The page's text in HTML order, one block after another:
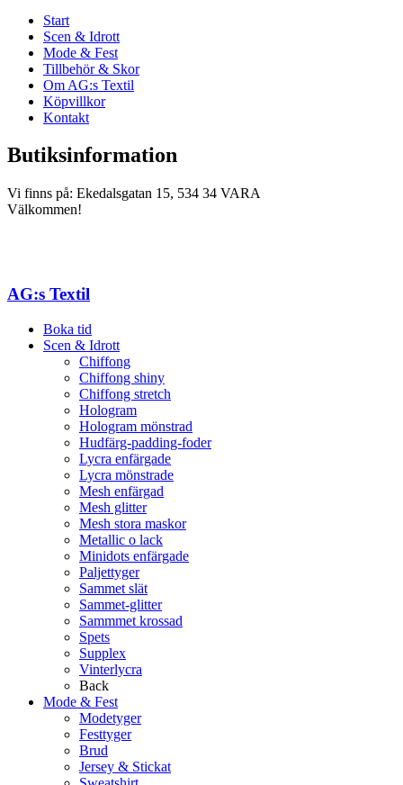
Start
Scen & Idrott
Mode & Fest
Tillbehör & Skor
Om AG:s Textil
Köpvillkor
Kontakt
Butiksinformation
Vi finns på: Ekedalsgatan 15, 534 34 VARA
Välkommen!
AG:s Textil
Boka tid
Scen & Idrott
Chiffong
Chiffong shiny
Chiffong stretch
Hologram
Hologram mönstrad
Hudfärg-padding-foder
Lycra enfärgade
Lycra mönstrade
Mesh enfärgad
Mesh glitter
Mesh stora maskor
Metallic o lack
Minidots enfärgade
Paljettyger
Sammet slät
Sammet-glitter
Sammmet krossad
Spets
Supplex
Vinterlycra
Back
Mode & Fest
Modetyger
Festtyger
Brud
Jersey & Stickat